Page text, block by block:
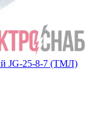
JG-25-8-7 (ТМЛ)